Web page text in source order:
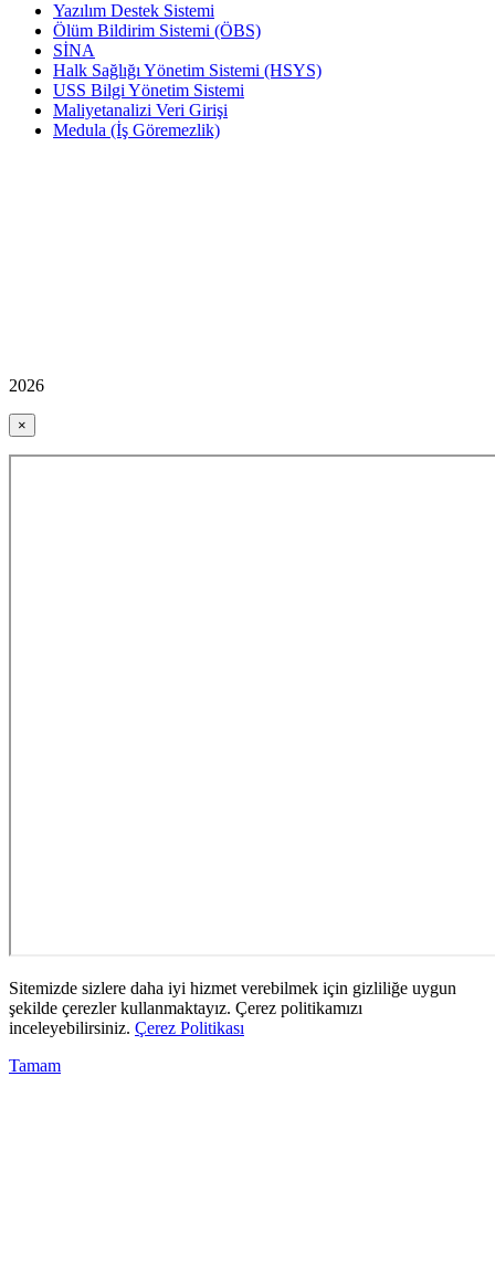
Yazılım Destek Sistemi
Ölüm Bildirim Sistemi (ÖBS)
SİNA
Halk Sağlığı Yönetim Sistemi (HSYS)
USS Bilgi Yönetim Sistemi
Maliyetanalizi Veri Girişi
Medula (İş Göremezlik)
2026
×
Sitemizde sizlere daha iyi hizmet verebilmek için gizliliğe uygun
şekilde çerezler kullanmaktayız. Çerez politikamızı
inceleyebilirsiniz. Çerez Politikası
Tamam